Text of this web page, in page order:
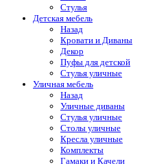
Стулья
Детская мебель
Назад
Кровати и Диваны
Декор
Пуфы для детской
Стулья уличные
Уличная мебель
Назад
Уличные диваны
Стулья уличные
Столы уличные
Кресла уличные
Комплекты
Гамаки и Качели